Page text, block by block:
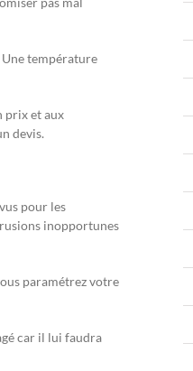
température
prix et aux
devis.
pour les
inopportunes
paramétrez votre
car il lui faudra